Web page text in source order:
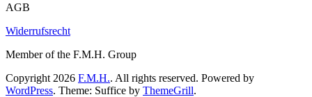
AGB
Widerrufsrecht
Member of the F.M.H. Group
Copyright 2026 F.M.H.. All rights reserved. Powered by
WordPress. Theme: Suffice by ThemeGrill.